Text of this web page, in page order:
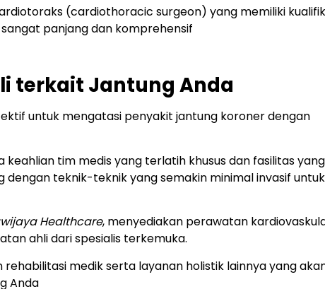
(cardiothoracic surgeon) yang memiliki
panjang dan komprehensif
terkait Jantung Anda
untuk mengatasi penyakit jantung koroner dengan
tim medis yang terlatih khusus dan fasilitas yang
dengan teknik-teknik yang semakin minimal invasif untuk
Healthcare, menyediakan perawatan
ahli dari spesialis terkemuka.
medik serta layanan holistik lainnya yang
Anda